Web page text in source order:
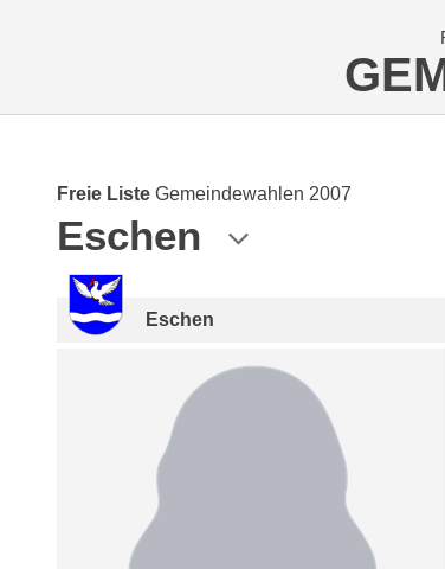
Freie Liste Gemeindewahlen 2007
Eschen
Eschen